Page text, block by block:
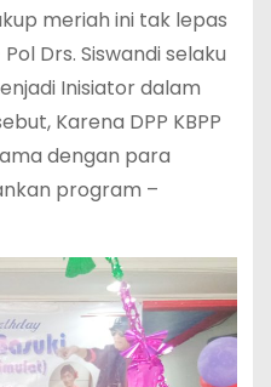
meriah ini tak lepas
Drs. Siswandi selaku
Inisiator dalam
Karena DPP KBPP
dengan para
program –